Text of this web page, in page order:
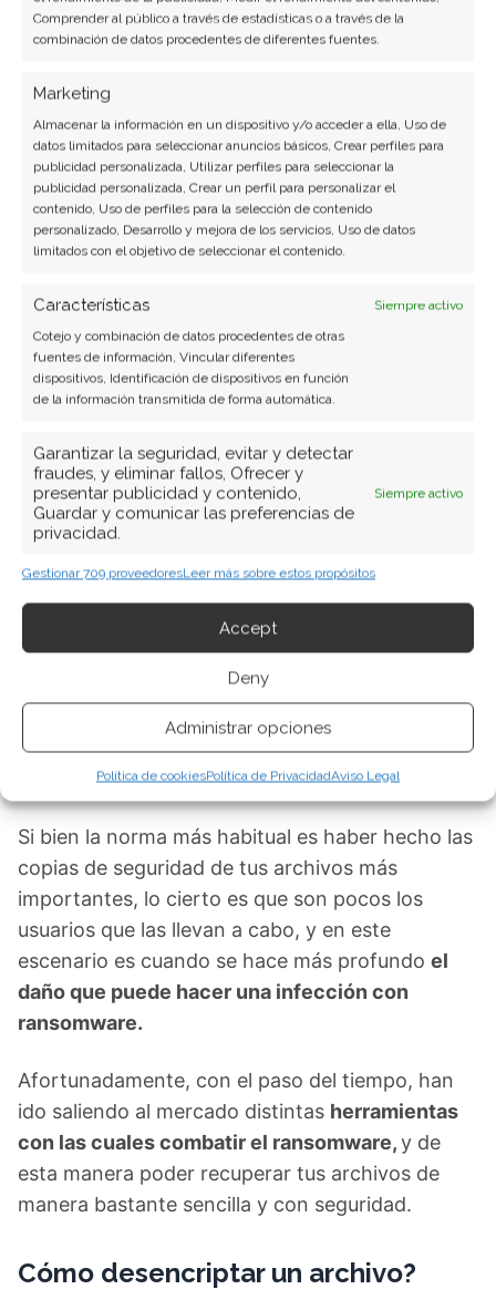
Comprender al público a través de estadísticas o a través de la
combinación de datos procedentes de diferentes fuentes.
Marketing
Almacenar la información en un dispositivo y/o acceder a ella, Uso de
datos limitados para seleccionar anuncios básicos, Crear perfiles para
publicidad personalizada, Utilizar perfiles para seleccionar la
publicidad personalizada, Crear un perfil para personalizar el
contenido, Uso de perfiles para la selección de contenido
personalizado, Desarrollo y mejora de los servicios, Uso de datos
limitados con el objetivo de seleccionar el contenido.
Características
Siempre activo
Cotejo y combinación de datos procedentes de otras
fuentes de información, Vincular diferentes
dispositivos, Identificación de dispositivos en función
de la información transmitida de forma automática.
Garantizar la seguridad, evitar y detectar
fraudes, y eliminar fallos, Ofrecer y
presentar publicidad y contenido,
Guardar y comunicar las preferencias de
privacidad.
Siempre activo
Gestionar 709 proveedoresLeer más sobre estos propósitos
Accept
Deny
Administrar opciones
Política de cookiesPolítica de PrivacidadAviso Legal
Otra de lascaracterísticas más importantes de
es que es utilizado por todos los
navegadores de Internet modernos para
conseguir una conexión segura cuando se
accede a redes inseguras.
Pero sin dudas, la mayor virtud de RSA es la
longitud de clave que es capaz de crear. En este
longitud de clave de hasta 2048 bits.
Es posible desencriptar archivos?
afortunadamente es un rotundo Sí.
Sin embargo en este punto debes tener en
consideración que
de infecciones por ransomware,lo que significa
que el tipo de cifrado empleado será diferente
para cada tipo de ransomware.
la recuperación de los archivos
encriptados deberá ser encarada con la
herramienta adecuada al ransomware con cual
se infectó tu computadora.
Si bien la norma más habitual es haber hecho las
copias de seguridad de tus archivos más
importantes, lo cierto es que son pocos los
usuarios que las llevan a cabo, y en este
escenario es cuando se hace más profundo el
daño que puede hacer una infección con
ransomware.
Afortunadamente, con el paso del tiempo, han
ido saliendo al mercado distintas herramientas
con las cuales combatir el ransomware,y de
esta manera poder recuperar tus archivos de
manera bastante sencilla y con seguridad.
Cómo desencriptar un archivo?